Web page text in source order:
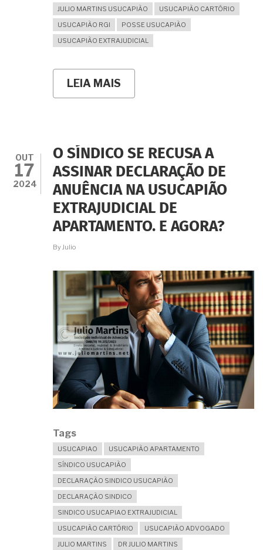
JULIO MARTINS USUCAPIÃO
USUCAPIÃO CARTÓRIO
USUCAPIÃO RGI
POSSE USUCAPIÃO
USUCAPIÃO EXTRAJUDICIAL
LEIA MAIS
USUCAPIÃO
RÁPIDA
PARA
A
REGULARIZAÇÃO
DO
IMÓVEL
URBANO
(5
ANOS
OUT
17
2024
O SÍNDICO SE RECUSA A
ASSINAR DECLARAÇÃO DE
ANUÊNCIA NA USUCAPIÃO
EXTRAJUDICIAL DE
APARTAMENTO. E AGORA?
By Julio
Tags
USUCAPIAO
USUCAPIÃO APARTAMENTO
SÍNDICO USUCAPIÃO
DECLARAÇÃO SINDICO USUCAPIÃO
DECLARAÇÃO SINDICO
SINDICO USUCAPIAO EXTRAJUDICIAL
USUCAPIÃO CARTÓRIO
USUCAPIÃO ADVOGADO
JULIO MARTINS
DR JULIO MARTINS